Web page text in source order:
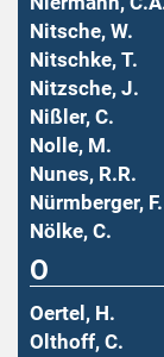
Nitsche, W.
Nitschke, T.
Nitzsche, J.
Nißler, C.
Nolle, M.
Nunes, R.R.
Nürmberger, F.
Nölke, C.
O
Oertel, H.
Olthoff, C.